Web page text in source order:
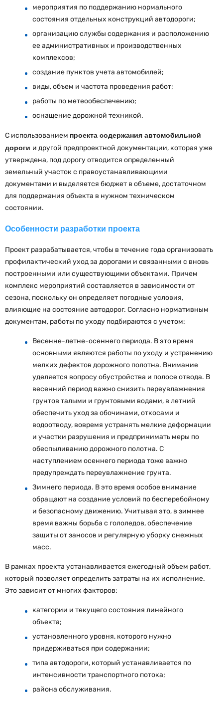
мероприятия по поддержанию нормального
состояния отдельных конструкций автодороги;
организацию службы содержания и расположению
ее административных и производственных
комплексов;
создание пунктов учета автомобилей;
виды, объем и частота проведения работ;
работы по метеообеспечению;
оснащение дорожной техникой.
С использованием проекта содержания автомобильной
дороги и другой предпроектной документации, которая уже
утверждена, под дорогу отводится определенный
земельный участок с правоустанавливающими
документами и выделяется бюджет в объеме, достаточном
для поддержания объекта в нужном техническом
состоянии.
Особенности разработки проекта
Проект разрабатывается, чтобы в течение года организовать
профилактический уход за дорогами и связанными с вновь
построенными или существующими объектами. Причем
комплекс мероприятий составляется в зависимости от
сезона, поскольку он определяет погодные условия,
влияющие на состояние автодорог. Согласно нормативным
документам, работы по уходу подбираются с учетом:
Весенне-летне-осеннего периода. В это время
основными являются работы по уходу и устранению
мелких дефектов дорожного полотна. Внимание
уделяется вопросу обустройства и полосе отвода. В
весенний период важно снизить переувлажнения
грунтов талыми и грунтовыми водами, в летний
обеспечить уход за обочинами, откосами и
водоотводу, вовремя устранять мелкие деформации
и участки разрушения и предпринимать меры по
обеспыливанию дорожного полотна. С
наступлением осеннего периода тоже важно
предупреждать переувлажнение грунта.
Зимнего периода. В это время особое внимание
обращают на создание условий по бесперебойному
и безопасному движению. Учитывая это, в зимнее
время важны борьба с гололедов, обеспечение
защиты от заносов и регулярную уборку снежных
масс.
В рамках проекта устанавливается ежегодный объем работ,
который позволяет определить затраты на их исполнение.
Это зависит от многих факторов:
категории и текущего состояния линейного
объекта;
установленного уровня, которого нужно
придерживаться при содержании;
типа автодороги, который устанавливается по
интенсивности транспортного потока;
района обслуживания.